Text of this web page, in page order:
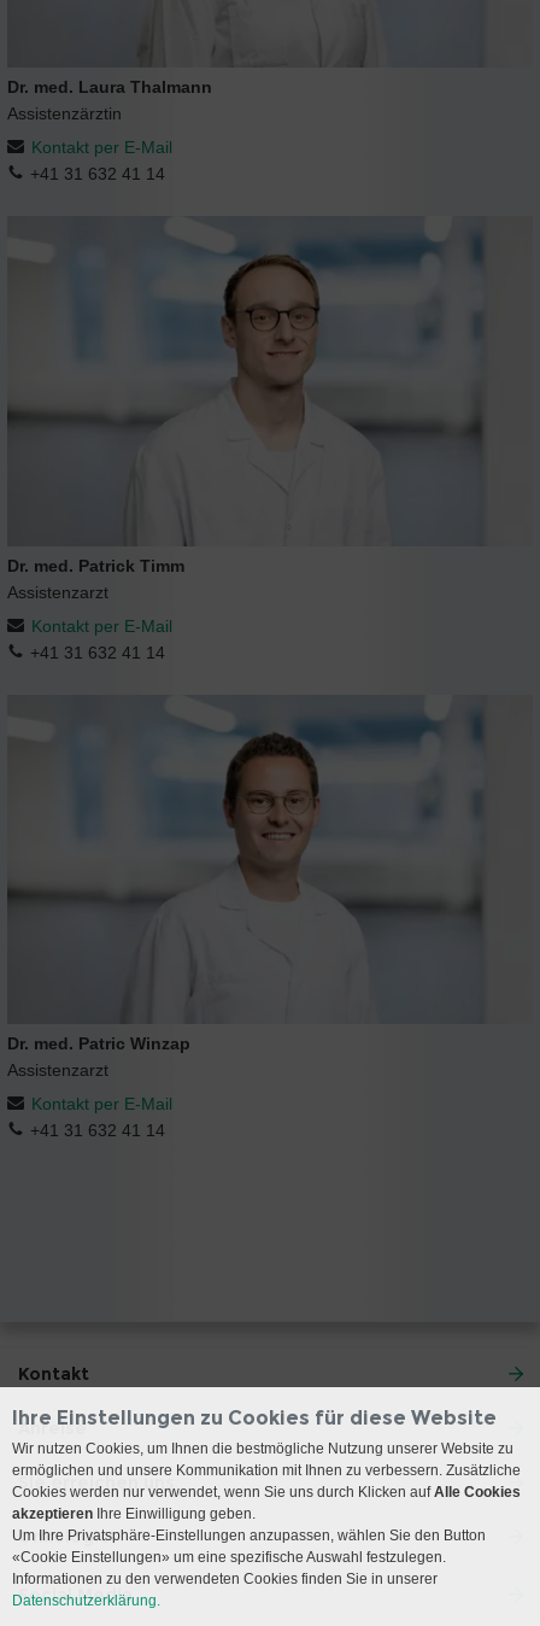
Dr. med. Laura Thalmann
Assistenzärztin
Kontakt per E-Mail
+41 31 632 41 14
Dr. med. Patrick Timm
Assistenzarzt
Kontakt per E-Mail
+41 31 632 41 14
Dr. med. Patric Winzap
Assistenzarzt
Kontakt per E-Mail
+41 31 632 41 14
Kontakt
Anreise
Sie erreichen uns
Onkologie
Social Media
Ihre Einstellungen zu Cookies für diese Website
Wir nutzen Cookies, um Ihnen die bestmögliche Nutzung unserer Website zu
ermöglichen und unsere Kommunikation mit Ihnen zu verbessern. Zusätzliche
Cookies werden nur verwendet, wenn Sie uns durch Klicken aufAlle Cookies
akzeptieren Ihre Einwilligung geben.
Um Ihre Privatsphäre-Einstellungen anzupassen, wählen Sie den Button
«Cookie Einstellungen» um eine spezifische Auswahl festzulegen.
Informationen zu den verwendeten Cookies finden Sie in unserer
Datenschutzerklärung.